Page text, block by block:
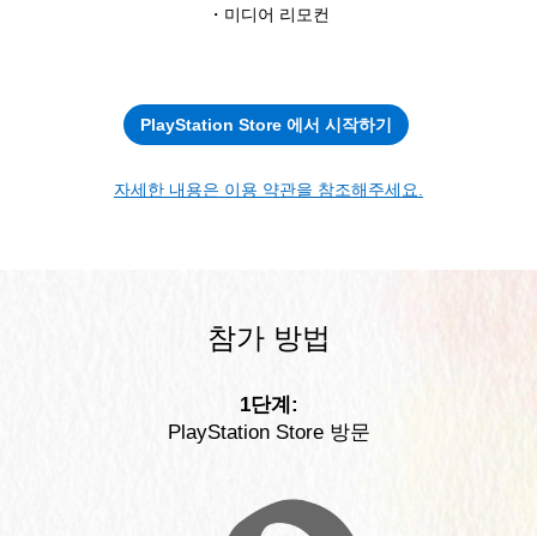
・미디어 리모컨
PlayStation Store 에서 시작하기
자세한 내용은 이용 약관을 참조해주세요.
참가 방법
1단계:
PlayStation Store 방문